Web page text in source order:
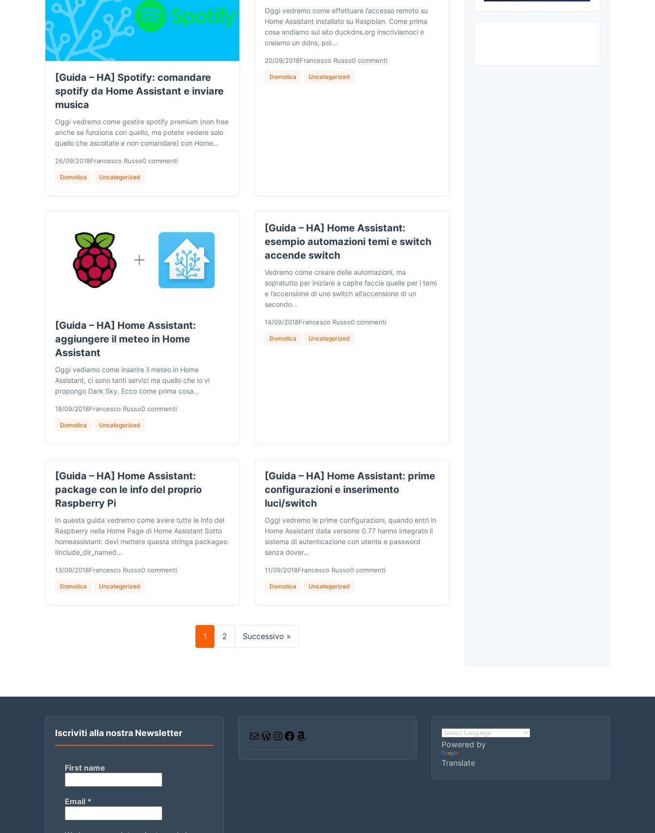
[Guida – HA] Spotify: comandare
spotify da Home Assistant e inviare
musica
Oggi vedremo come gestire spotify premium (non free
anche se funziona con quello, ma potete vedere solo
quello che ascoltate e non comandare) con Home…
26/09/2018Francesco Russo0 commenti
Domotica Uncategorized
Oggi vedremo come effettuare l’accesso remoto su
Home Assistant installato su Raspbian. Come prima
cosa andiamo sul sito duckdns.org inscriviamoci e
creiamo un ddns, poi…
20/09/2018Francesco Russo0 commenti
Domotica Uncategorized
[Guida – HA] Home Assistant:
aggiungere il meteo in Home
Assistant
Oggi vediamo come inserire il meteo in Home
Assistant, ci sono tanti servizi ma quello che io vi
propongo Dark Sky. Ecco come prima cosa…
18/09/2018Francesco Russo0 commenti
Domotica Uncategorized
[Guida – HA] Home Assistant:
esempio automazioni temi e switch
accende switch
Vedremo come creare delle automazioni, ma
sopratutto per iniziare a capire faccia quelle per i temi
e l’accensione di uno switch all’accensione di un
secondo…
14/09/2018Francesco Russo0 commenti
Domotica Uncategorized
[Guida – HA] Home Assistant:
package con le info del proprio
Raspberry Pi
In questa guida vedremo come avere tutte le info del
Raspberry nella Home Page di Home Assistant Sotto
homeassistant: devi mettere questa stringa packages:
!include_dir_named…
13/09/2018Francesco Russo0 commenti
Domotica Uncategorized
[Guida – HA] Home Assistant: prime
configurazioni e inserimento
luci/switch
Oggi vedremo le prime configurazioni, quando entri in
Home Assistant dalla versione 0.77 hanno integrato il
sistema di autenticazione con utente e password
senza dover…
11/09/2018Francesco Russo0 commenti
Domotica Uncategorized
1 2 Successivo »
Iscriviti alla nostra Newsletter
First name
Email *
EmailWordPress
Instagram
Facebook
Powered by
Translate